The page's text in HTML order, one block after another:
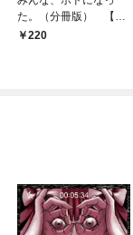
た。（分冊版） 【第
1話】
220